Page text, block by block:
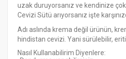
uzak duruyorsanız ve kendinize
Cevizi Sütü arıyorsanız işte
Adı aslında krema değil ürünün,
hindistan cevizi. Yani sürülebilir,
Nasıl Kullanabilirim Diyenlere: